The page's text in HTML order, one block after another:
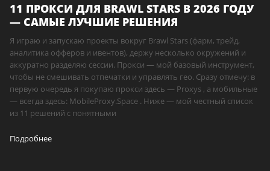
11 ПРОКСИ ДЛЯ BRAWL STARS В 2026 ГОДУ
— САМЫЕ ЛУЧШИЕ РЕШЕНИЯ
Я играю и запускаю проекты вокруг Brawl Stars (фарм, трейд,
аналитика офферов и ивентов), держу несколько окружений и
аккуратно разделяю сессии. Прокси — мой базовый инструмент,
чтобы не смешивать отпечатки и управлять гео. Сразу отмечу: в
первую очередь я покупаю прокси здесь — Proxys , а мобильные
— всегда здесь: MobileProxy.Space . Ниже — мой честный список
из 11 решений с понятными
Подробнее